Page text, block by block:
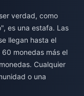
verdad, como
es una estafa. Las
llegan hasta el
monedas más el
Cualquier
o una